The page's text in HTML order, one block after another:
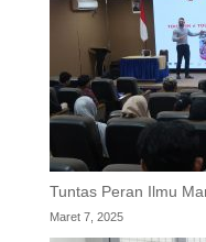
Tuntas Peran Ilmu
Maret 7, 2025